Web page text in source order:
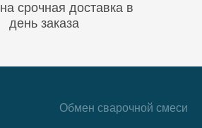
срочная доставка в
день заказа
Обмен сварочной смеси